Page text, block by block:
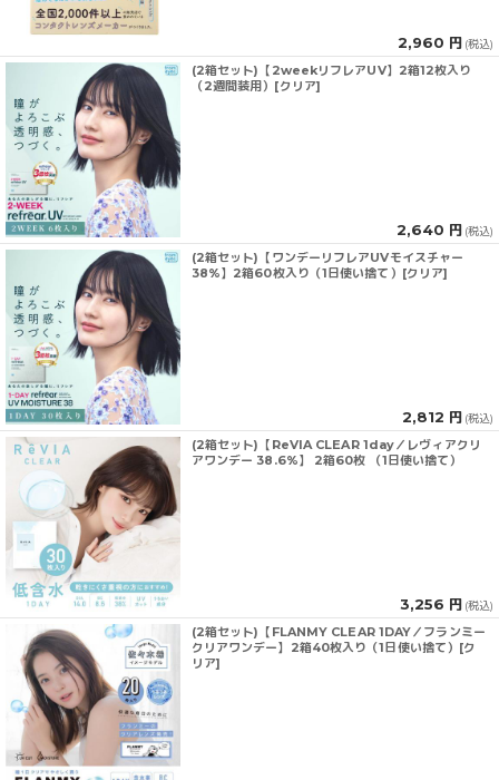
2,960 円 (税込)
(2箱セット)【2weekリフレアUV】2箱12枚入り
（2週間装用）[クリア]
2,640 円 (税込)
(2箱セット)【ワンデーリフレアUVモイスチャー
38%】2箱60枚入り（1日使い捨て）[クリア]
2,812 円 (税込)
(2箱セット)【ReVIA CLEAR 1day／レヴィアクリ
アワンデー 38.6%】 2箱60枚 （1日使い捨て）
3,256 円 (税込)
(2箱セット)【FLANMY CLEAR 1DAY／フランミー
クリアワンデー】2箱40枚入り（1日使い捨て）[ク
リア]